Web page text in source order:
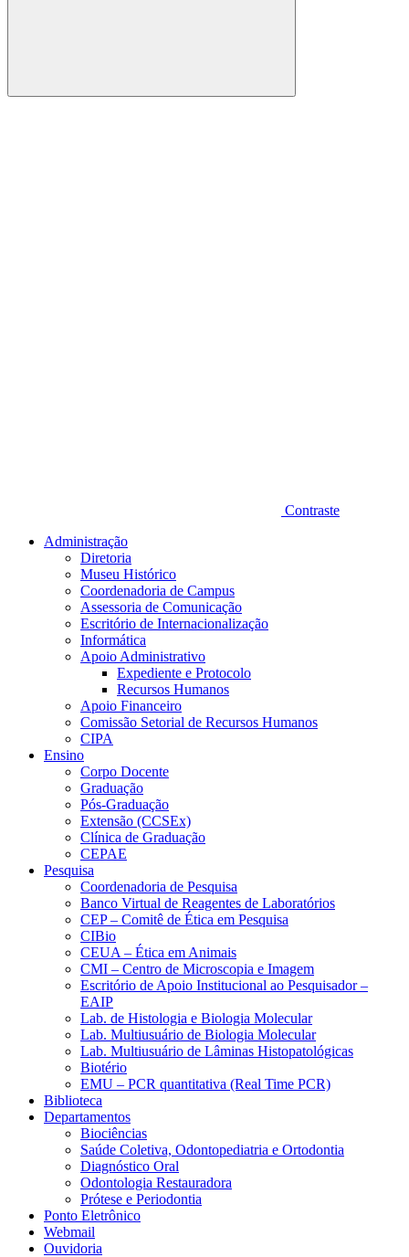
Buscar
Contraste
Administração
Diretoria
Museu Histórico
Coordenadoria de Campus
Assessoria de Comunicação
Escritório de Internacionalização
Informática
Apoio Administrativo
Expediente e Protocolo
Recursos Humanos
Apoio Financeiro
Comissão Setorial de Recursos Humanos
CIPA
Ensino
Corpo Docente
Graduação
Pós-Graduação
Extensão (CCSEx)
Clínica de Graduação
CEPAE
Pesquisa
Coordenadoria de Pesquisa
Banco Virtual de Reagentes de Laboratórios
CEP – Comitê de Ética em Pesquisa
CIBio
CEUA – Ética em Animais
CMI – Centro de Microscopia e Imagem
Escritório de Apoio Institucional ao Pesquisador –
EAIP
Lab. de Histologia e Biologia Molecular
Lab. Multiusuário de Biologia Molecular
Lab. Multiusuário de Lâminas Histopatológicas
Biotério
EMU – PCR quantitativa (Real Time PCR)
Biblioteca
Departamentos
Biociências
Saúde Coletiva, Odontopediatria e Ortodontia
Diagnóstico Oral
Odontologia Restauradora
Prótese e Periodontia
Ponto Eletrônico
Webmail
Ouvidoria